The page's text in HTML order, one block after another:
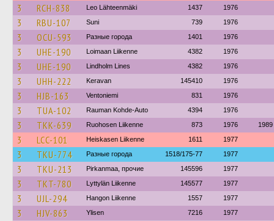
3 RCH-838 Leo Lähteenmäki 1437 1976
3 RBU-107 Suni 739 1976
3 OCU-593 Разные города 1401 1976
3 UHE-190 Loimaan Liikenne 4382 1976
3 UHE-190 Lindholm Lines 4382 1976
3 UHH-222 Keravan 145410 1976
3 HJB-163 Ventoniemi 831 1976
3 TUA-102 Rauman Kohde-Auto 4394 1976
3 TKK-639 Ruohosen Liikenne 873 1976 1989
3 LCC-101 Heiskasen Liikenne 1611 1977
3 TKU-774 Разные города 1518/175-77 1977
3 TKU-213 Pirkanmaa, прочие 145596 1977
3 TKT-780 Lyttylän Liikenne 145577 1977
3 UJL-294 Hangon Liikenne 1557 1977
3 HJV-863 Ylisen 7216 1977